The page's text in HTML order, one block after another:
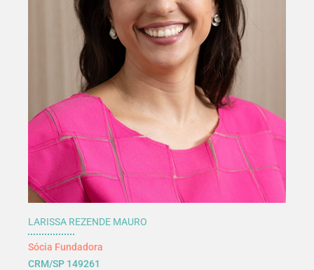
LARISSA REZENDE MAURO
Sócia Fundadora
CRM/SP 149261